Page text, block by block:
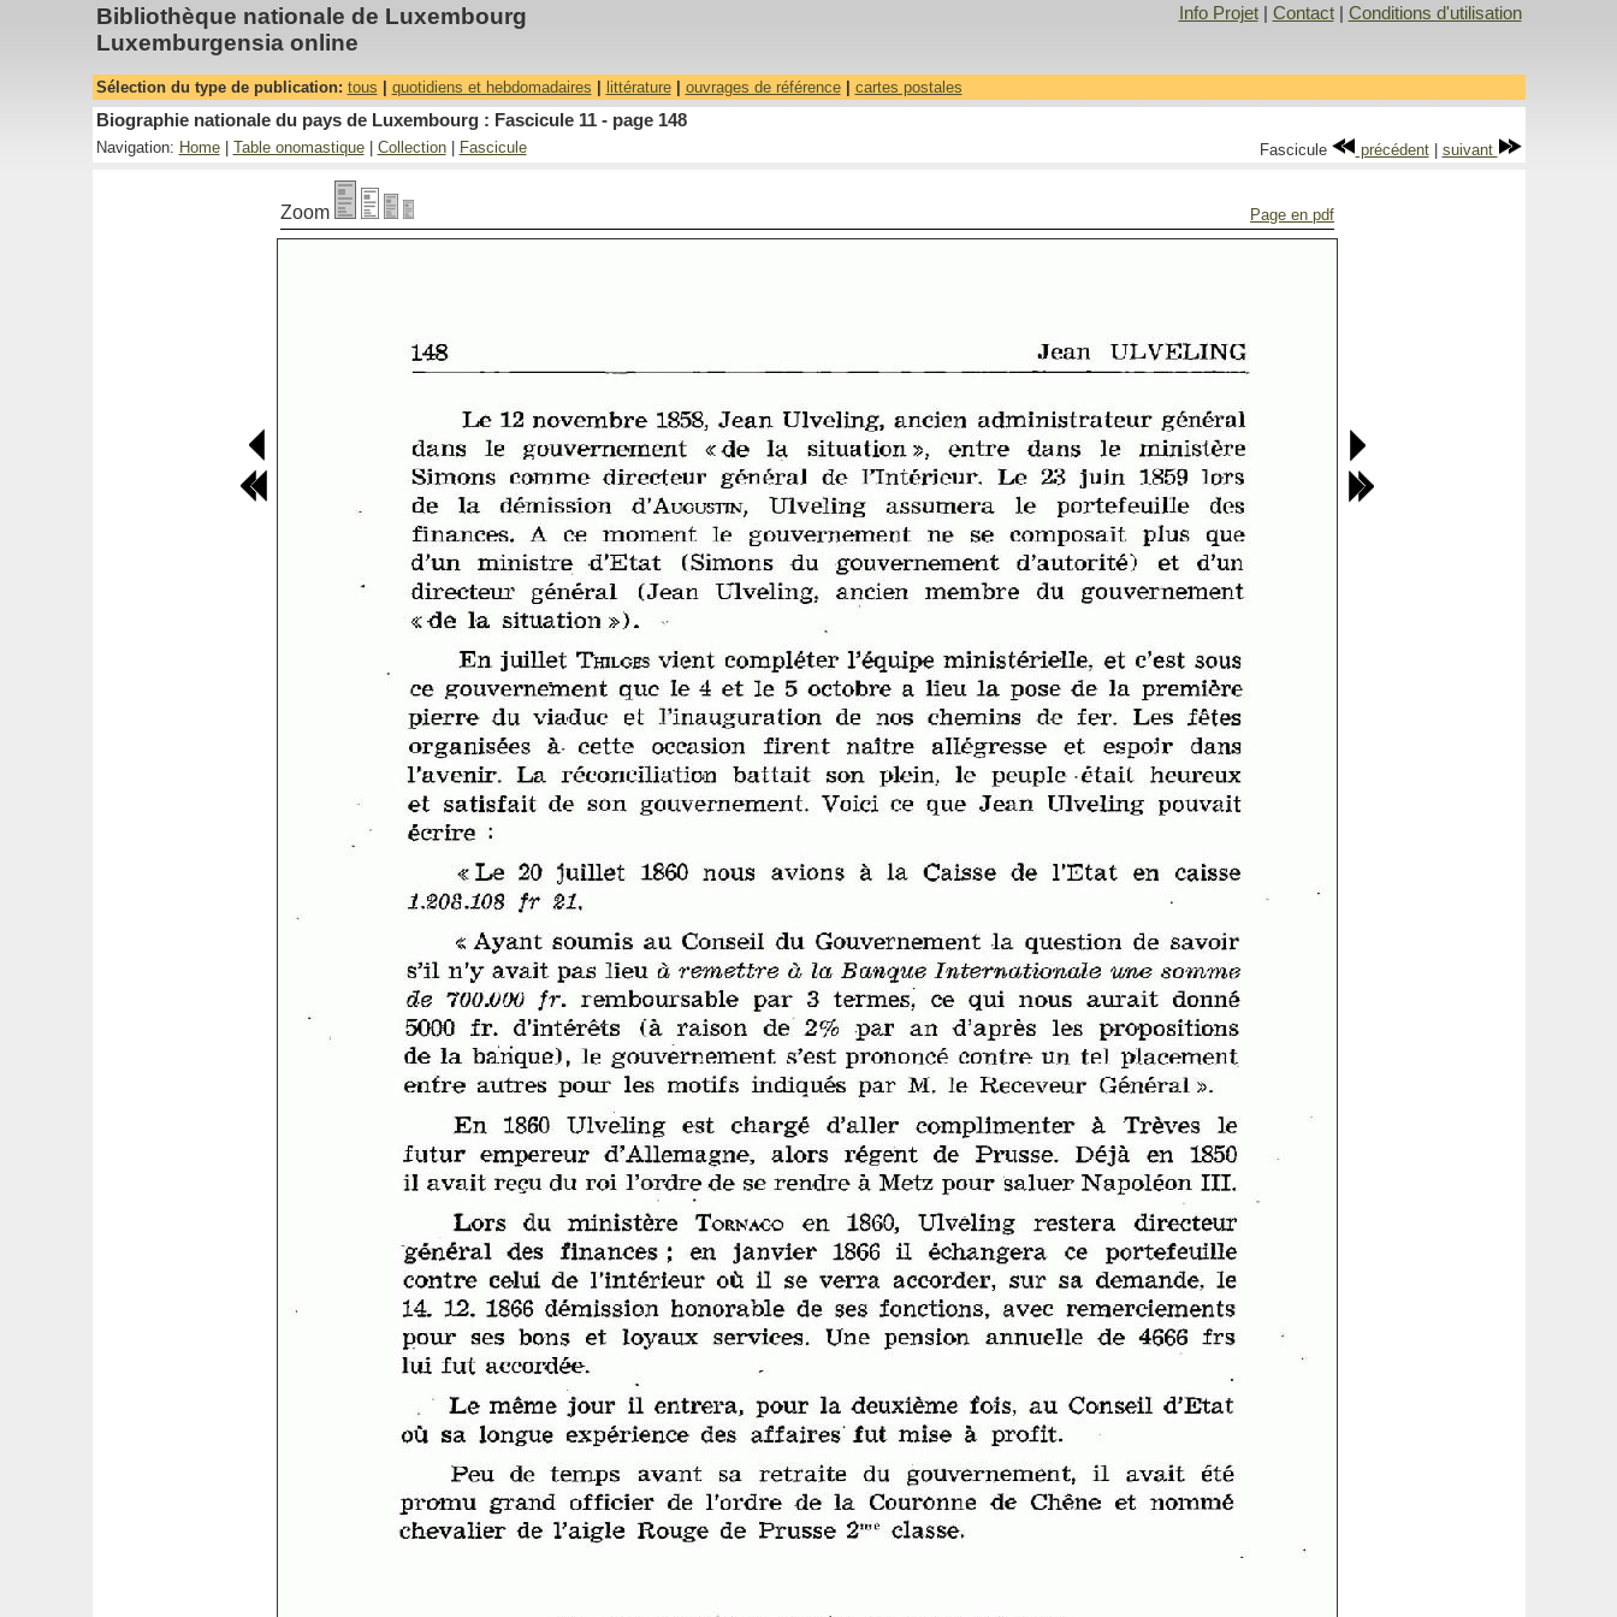
Bibliothèque nationale de Luxembourg
Luxemburgensia online
Info Projet| Contact| Conditions d'utilisation
Sélection du type de publication: tous quotidiens et hebdomadaires littérature| ouvrages de référence| cartes postales
Biographie nationale du pays de Luxembourg : Fascicule 11 - page 148
Navigation: Home| Table onomastique| Collection| Fascicule Fascicule précédent| suivant
Zoom Page en pdf